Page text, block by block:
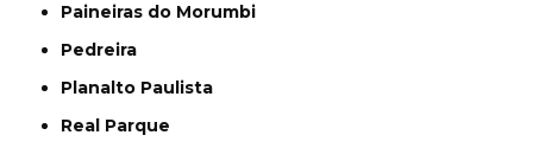
Paineiras do Morumbi
Pedreira
Planalto Paulista
Real Parque